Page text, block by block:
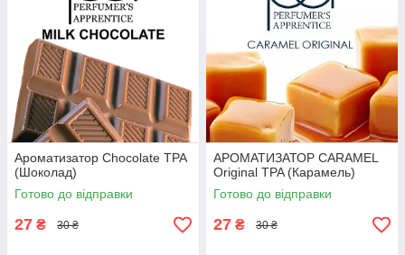
Ароматизатор Chocolate TPA
(Шоколад)
Готово до відправки
27 ₴ 30 ₴
АРОМАТИЗАТОР CARAMEL
Original TPA (Карамель)
Готово до відправки
27 ₴ 30 ₴